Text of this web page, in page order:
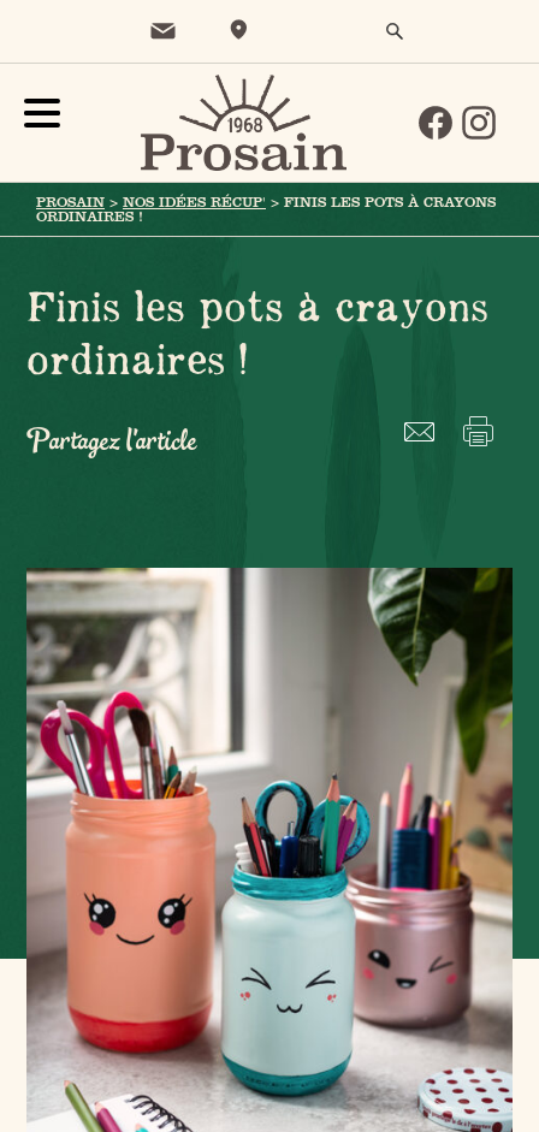
PROSAIN > NOS IDÉES RÉCUP' > FINIS LES POTS À CRAYONS
ORDINAIRES !
Finis les pots à crayons
ordinaires !
Partagez l'article